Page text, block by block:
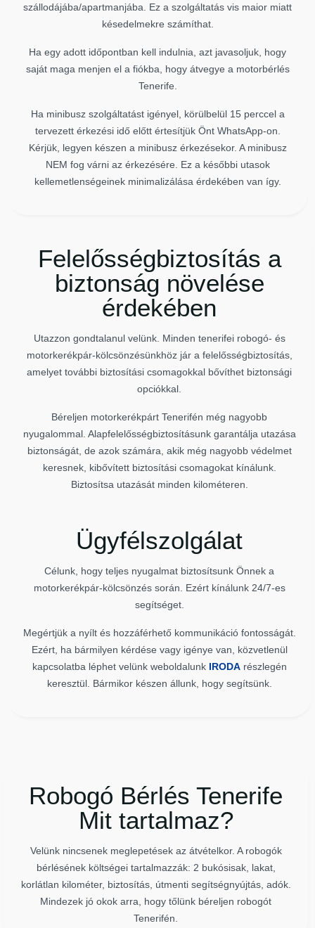
szállodájába/apartmanjába. Ez a szolgáltatás vis maior miatt
késedelmekre számíthat.
Ha egy adott időpontban kell indulnia, azt javasoljuk, hogy
saját maga menjen el a fiókba, hogy átvegye a motorbérlés
Tenerife.
Ha minibusz szolgáltatást igényel, körülbelül 15 perccel a
tervezett érkezési idő előtt értesítjük Önt WhatsApp-on.
Kérjük, legyen készen a minibusz érkezésekor. A minibusz
NEM fog várni az érkezésére. Ez a későbbi utasok
kellemetlenségeinek minimalizálása érdekében van így.
Felelősségbiztosítás a
biztonság növelése
érdekében
Utazzon gondtalanul velünk. Minden tenerifei robogó- és
motorkerékpár-kölcsönzésünkhöz jár a felelősségbiztosítás,
amelyet további biztosítási csomagokkal bővíthet biztonsági
opciókkal.
Béreljen motorkerékpárt Tenerifén még nagyobb
nyugalommal. Alapfelelősségbiztosításunk garantálja utazása
biztonságát, de azok számára, akik még nagyobb védelmet
keresnek, kibővített biztosítási csomagokat kínálunk.
Biztosítsa utazását minden kilométeren.
Ügyfélszolgálat
Célunk, hogy teljes nyugalmat biztosítsunk Önnek a
motorkerékpár-kölcsönzés során. Ezért kínálunk 24/7-es
segítséget.
Megértjük a nyílt és hozzáférhető kommunikáció fontosságát.
Ezért, ha bármilyen kérdése vagy igénye van, közvetlenül
kapcsolatba léphet velünk weboldalunk IRODArészlegén
keresztül. Bármikor készen állunk, hogy segítsünk.
Robogó Bérlés Tenerife
Mit tartalmaz?
Velünk nincsenek meglepetések az átvételkor. A robogók
bérlésének költségei tartalmazzák: 2 bukósisak, lakat,
korlátlan kilométer, biztosítás, útmenti segítségnyújtás, adók.
Mindezek jó okok arra, hogy tőlünk béreljen robogót
Tenerifén.